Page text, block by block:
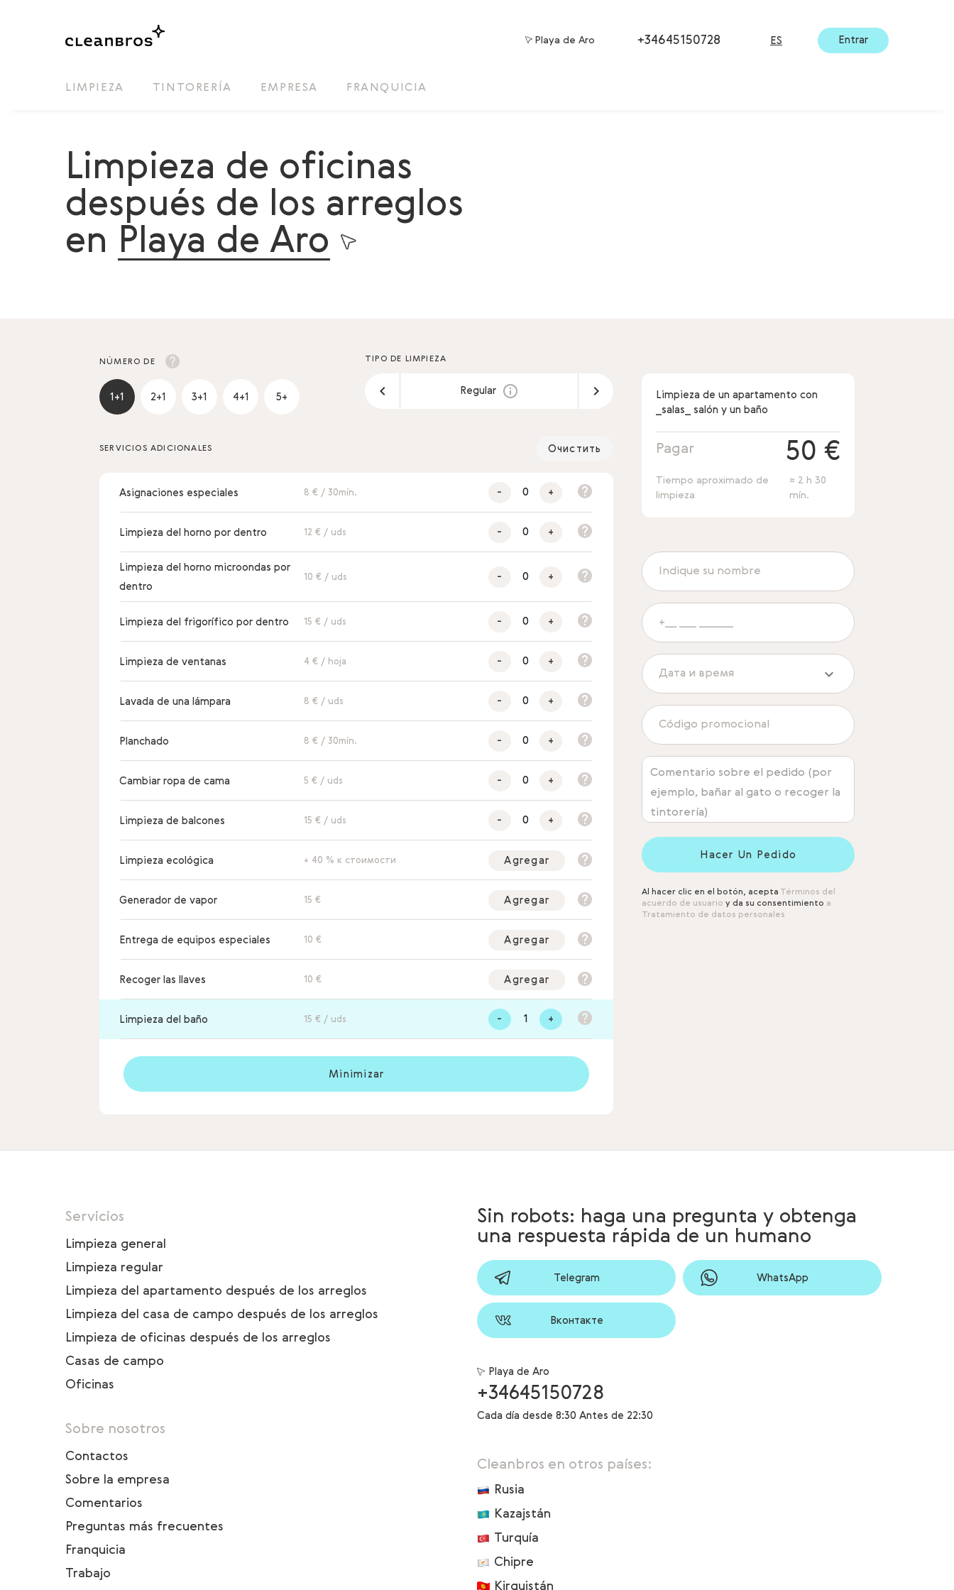
Playa de Aro +34645150728 ES Entrar
LIMPIEZA TINTORERÍA EMPRESA FRANQUICIA
Limpieza de oficinas
después de los arreglos
en Playa de Aro
NÚMERO DE
1+1 2+1 3+1 4+1 5+
TIPO DE LIMPIEZA
Regular
SERVICIOS ADICIONALES Очистить
Asignaciones especiales 8 € / 30mín. - +
Limpieza del horno por dentro 12 € / uds - +
Limpieza del horno microondas por
dentro
10 € / uds - +
Limpieza del frigorífico por dentro 15 € / uds - +
Limpieza de ventanas 4 € / hoja - +
Lavada de una lámpara 8 € / uds - +
Planchado 8 € / 30mín. - +
Cambiar ropa de cama 5 € / uds - +
Limpieza de balcones 15 € / uds - +
Limpieza ecológica + 40 % к стоимости Agregar
Generador de vapor 15 € Agregar
Entrega de equipos especiales 10 € Agregar
Recoger las llaves 10 € Agregar
Limpieza del baño 15 € / uds - +
Minimizar
Limpieza de un apartamento con
_salas_ salón y un baño
Pagar 50 €
Tiempo aproximado de
limpieza
≈ 2 h 30
mín.
Hacer Un Pedido
Al hacer clic en el botón, acepta Términos del
acuerdo de usuario y da su consentimiento a
Tratamiento de datos personales
Servicios
Limpieza general
Limpieza regular
Limpieza del apartamento después de los arreglos
Limpieza del casa de campo después de los arreglos
Limpieza de oficinas después de los arreglos
Casas de campo
Oficinas
Sobre nosotros
Contactos
Sobre la empresa
Comentarios
Preguntas más frecuentes
Franquicia
Trabajo
Sin robots: haga una pregunta y obtenga
una respuesta rápida de un humano
Telegram WhatsApp
Вконтакте
Playa de Aro
+34645150728
Cada día desde 8:30 Antes de 22:30
Cleanbros en otros países:
Rusia
Kazajstán
Turquía
Chipre
Kirguistán